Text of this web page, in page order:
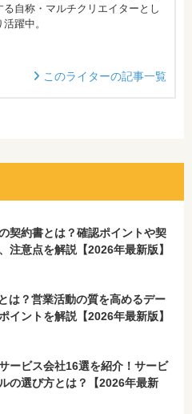
る自称・マルチクリエイターとし
躍中。
このライターの記事一覧
契約書とは？確認ポイントや契
注意点を解説【2026年最新版】
は？営業活動の質を高めるデー
イントを解説【2026年最新版】
ービス会社16選を紹介！サービ
の選び方とは？【2026年最新